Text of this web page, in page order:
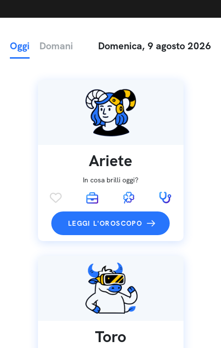
Oggi Domani Domenica, 9 agosto 2026
Ariete
In cosa brilli oggi?
LEGGI L'OROSCOPO
Toro